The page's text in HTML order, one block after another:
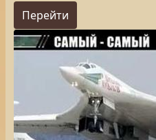
Перейти